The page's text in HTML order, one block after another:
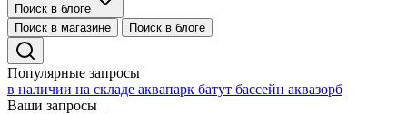
Поиск в блоге
Поиск в магазине
Поиск в блоге
Популярные запросы
в наличии на складе аквапарк батут бассейн аквазорб
Ваши запросы